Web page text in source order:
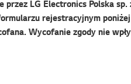
LG Electronics Polska sp.
rejestracyjnym
Wycofanie zgody nie